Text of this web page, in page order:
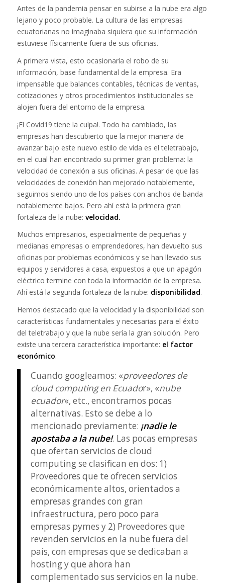
Antes de la pandemia pensar en subirse a la nube era algo
lejano y poco probable. La cultura de las empresas
ecuatorianas no imaginaba siquiera que su información
estuviese físicamente fuera de sus oficinas.
A primera vista, esto ocasionaría el robo de su
información, base fundamental de la empresa. Era
impensable que balances contables, técnicas de ventas,
cotizaciones y otros procedimientos institucionales se
alojen fuera del entorno de la empresa.
¡El Covid19 tiene la culpa!. Todo ha cambiado, las
empresas han descubierto que la mejor manera de
avanzar bajo este nuevo estilo de vida es el teletrabajo,
en el cual han encontrado su primer gran problema: la
velocidad de conexión a sus oficinas. A pesar de que las
velocidades de conexión han mejorado notablemente,
seguimos siendo uno de los países con anchos de banda
notablemente bajos. Pero ahí está la primera gran
fortaleza de la nube: velocidad.
Muchos empresarios, especialmente de pequeñas y
medianas empresas o emprendedores, han devuelto sus
oficinas por problemas económicos y se han llevado sus
equipos y servidores a casa, expuestos a que un apagón
eléctrico termine con toda la información de la empresa.
Ahí está la segunda fortaleza de la nube: disponibilidad.
Hemos destacado que la velocidad y la disponibilidad son
características fundamentales y necesarias para el éxito
del teletrabajo y que la nube sería la gran solución. Pero
existe una tercera característica importante: el factor
económico.
Cuando googleamos: «proveedores de
cloud computing en Ecuador», «nube
ecuador«, etc., encontramos pocas
alternativas. Esto se debe a lo
mencionado previamente: ¡nadie le
apostaba a la nube!. Las pocas empresas
que ofertan servicios de cloud
computing se clasifican en dos: 1)
Proveedores que te ofrecen servicios
económicamente altos, orientados a
empresas grandes con gran
infraestructura, pero poco para
empresas pymes y 2) Proveedores que
revenden servicios en la nube fuera del
país, con empresas que se dedicaban a
hosting y que ahora han
complementado sus servicios en la nube.